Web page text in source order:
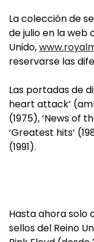
La colección de
de julio en la web
Unido,
reservarse las
Las portadas de
heart attack’
(1975), ‘News of
‘Greatest hits’
(1991).
Hasta ahora solo
sellos del Reino